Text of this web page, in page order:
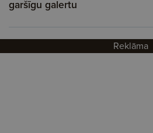
garšīgu galertu
Reklāma